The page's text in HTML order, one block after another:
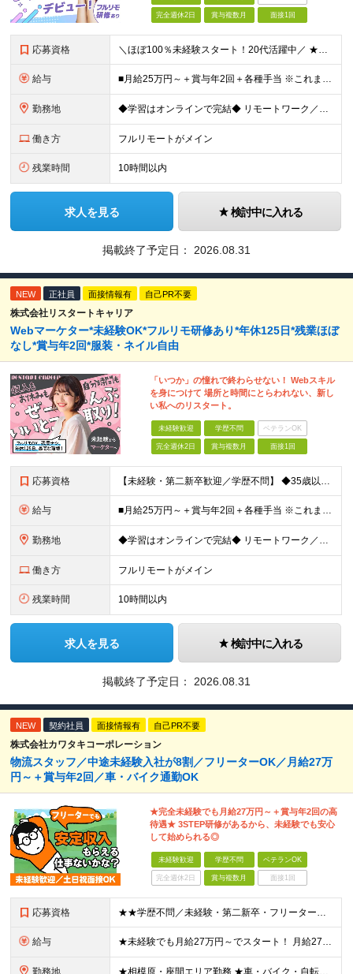
完全週休2日 賞与複数月 面接1回
応募資格 ＼ほぼ100％未経験スタート！20代活躍中／ ★未経験OK ★学歴不問／第二新卒歓迎 ★35歳以下の方（若年層の長期キャリア形成を図るため） ＜こんな方は大歓迎！＞ ・YouTubeやTikTokな
給与 ■月給25万円～＋賞与年2回＋各種手当 ※これまでの経験・スキル・前職の給与を考慮して決定します ※上記には、固定残業代（月20時間分／32,500円～）が含まれます ＜研修期間（7ヶ月～最大10ヶ
勤務地 ◆学習はオンラインで完結◆ リモートワーク／フルリモート案件あり・転勤なし ◇本社(秋葉原)または一都三県のクライアント先 ※勤務地につきましては、ご相談の上で配属 ＜本社＞ ◇東京都台東区台東1
働き方 フルリモートがメイン
残業時間 10時間以内
求人を見る 検討中に入れる
掲載終了予定日： 2026.08.31
NEW 正社員 面接情報有 自己PR不要
株式会社リスタートキャリア
Webマーケター*未経験OK*フルリモ研修あり*年休125日*残業ほぼ
なし*賞与年2回*服装・ネイル自由
「いつか」の憧れで終わらせない！ Webスキル
を身につけて 場所と時間にとらわれない、新し
い私へのリスタート。
未経験歓迎 学歴不問 ベテランOK
完全週休2日 賞与複数月 面接1回
応募資格 【未経験・第二新卒歓迎／学歴不問】 ◆35歳以下の方（若年層の長期キャリア形成を図るため) ◆お人柄・意欲重視の採用です！ ＜こんな方は大歓迎！＞ ・SNSや動画を見るのが好きで、トレンドに敏感 ・
給与 ■月給25万円～＋賞与年2回＋各種手当 ※これまでの経験・スキル・前職の給与を考慮して決定します ※上記には、固定残業代（月20時間分／32,500円～）が含まれます ＜研修期間（7ヶ月～最大10ヶ
勤務地 ◆学習はオンラインで完結◆ リモートワーク／フルリモート案件あり・転勤なし ◇本社(秋葉原)または一都三県のクライアント先 ※勤務地につきましては、ご相談の上で配属 ＜本社＞ ◇東京都台東区台東1
働き方 フルリモートがメイン
残業時間 10時間以内
求人を見る 検討中に入れる
掲載終了予定日： 2026.08.31
NEW 契約社員 面接情報有 自己PR不要
株式会社カワタキコーポレーション
物流スタッフ／中途未経験入社が8割／フリーターOK／月給27万
円～＋賞与年2回／車・バイク通勤OK
★完全未経験でも月給27万円～＋賞与年2回の高
待遇★ 3STEP研修があるから、未経験でも安心
して始められる◎
未経験歓迎 学歴不問 ベテランOK
完全週休2日 賞与複数月 面接1回
応募資格 ★★学歴不問／未経験・第二新卒・フリーター歓迎★★ 今回の応募に必要なスキルは「誰かの話を聞ける」ことだけ◎ 前職経験は一切不問のため、 気になった方は今すぐご応募ください！ 契約の更新 有 更新
給与 ★未経験でも月給27万円～でスタート！ 月給27万円～＋賞与年2回＋残業代全額支給＋各種手当 ※試用期間3カ月（試用期間中の給与・待遇に差異はございません）
勤務地 ★相模原・座間エリア勤務 ★車・バイク・自転車通勤OK！ └駐車場・駐輪場完備で安心♪ 【相模物流センター】 神奈川県座間市広野台2-10-7 プロロジスパーク座間I内2F (変更の範囲)上記を除